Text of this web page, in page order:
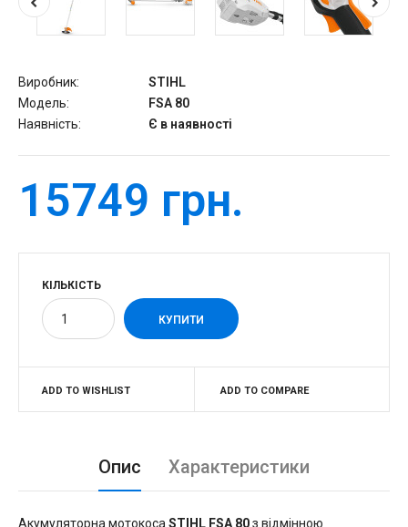
Виробник:
STIHL
Модель:
FSA 80
Наявність:
Є в наявності
15749 грн.
КІЛЬКІСТЬ
ADD TO WISHLIST ADD TO COMPARE
Опис Характеристики
Акумуляторна мотокоса STIHL FSA 80з відмінною